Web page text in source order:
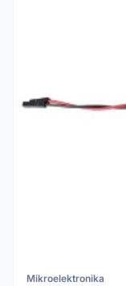
Mikroelektronika